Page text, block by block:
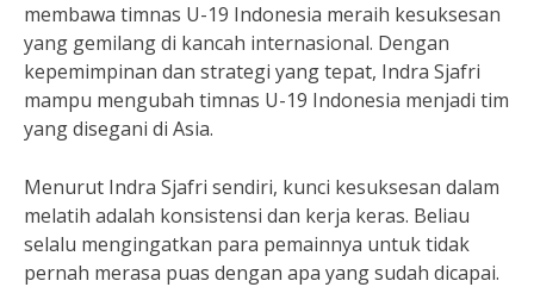
membawa timnas U-19 Indonesia meraih kesuksesan
yang gemilang di kancah internasional. Dengan
kepemimpinan dan strategi yang tepat, Indra Sjafri
mampu mengubah timnas U-19 Indonesia menjadi tim
yang disegani di Asia.
Menurut Indra Sjafri sendiri, kunci kesuksesan dalam
melatih adalah konsistensi dan kerja keras. Beliau
selalu mengingatkan para pemainnya untuk tidak
pernah merasa puas dengan apa yang sudah dicapai.